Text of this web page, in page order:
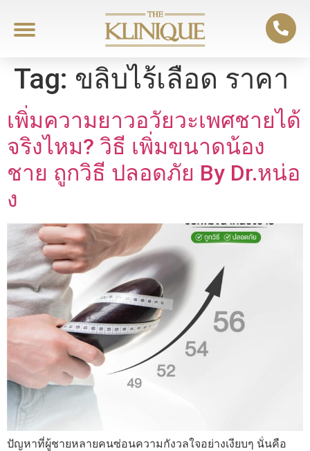
Tag: ขลิบไร้เลือด ราคา
เพิ่มความยาวอวัยวะเพศชายได้
จริงไหม? วิธี เพิ่มขนาดน้อง
ชาย ถูกวิธี ปลอดภัย By Dr.หน่อ
ง
ปัญหาที่ผู้ชายหลายคนซ่อนความกังวลใจอย่างเงียบๆ นั่นคือ